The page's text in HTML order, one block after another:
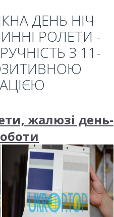
ДЕНЬ НІЧ
РОЛЕТИ -
З 11-
жалюзі день-